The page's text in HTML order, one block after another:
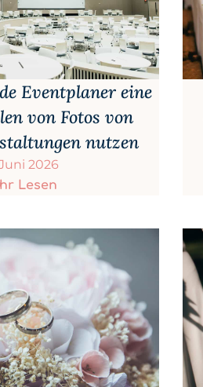
Eventplaner eine
von Fotos von
nutzen
2026
Lesen